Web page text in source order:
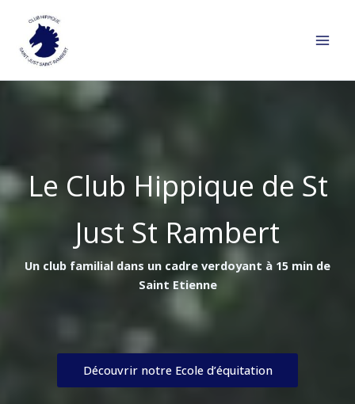
contenu
Le Club Hippique de St
Just St Rambert
Un club familial dans un cadre verdoyant à 15 min de
Saint Etienne
Découvrir notre Ecole d’équitation